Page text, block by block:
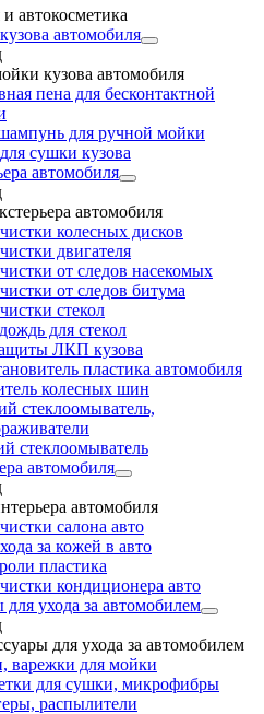
автокосметика
автомобиля
кузова автомобиля
пена для бесконтактной
для ручной мойки
сушки кузова
автомобиля
автомобиля
колесных дисков
двигателя
от следов насекомых
от следов битума
стекол
для стекол
ЛКП кузова
пластика автомобиля
колесных шин
стеклоомыватель,
стеклоомыватель
автомобиля
автомобиля
салона авто
за кожей в авто
пластика
кондиционера авто
для ухода за автомобилем
для ухода за автомобилем
варежки для мойки
для сушки, микрофибры
распылители